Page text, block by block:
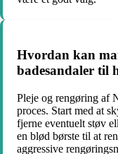
Hvordan kan
badesandaler til
Pleje og rengøring af
proces. Start med at
fjerne eventuelt støv
en blød børste til at
aggressive